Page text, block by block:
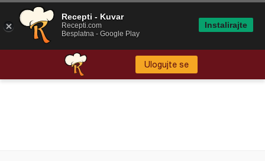
Ulogujte se
Recepti - Kuvar
Recepti.com
Besplatna - Google Play
Instalirajte